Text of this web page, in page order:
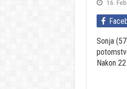
16.
Sonja
Nakon